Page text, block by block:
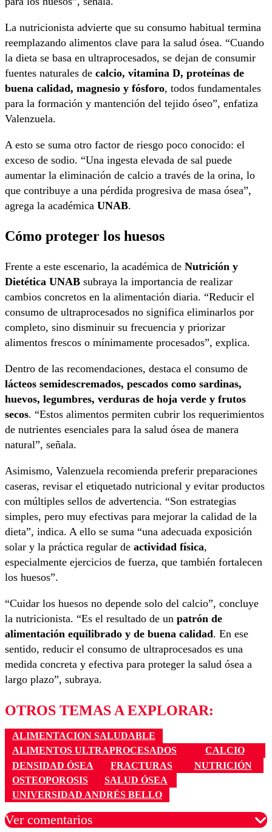
La nutricionista advierte que su consumo habitual termina
reemplazando alimentos clave para la salud ósea. “Cuando
la dieta se basa en ultraprocesados, se dejan de consumir
fuentes naturales de calcio, vitamina D, proteínas de
buena calidad, magnesio y fósforo, todos fundamentales
para la formación y mantención del tejido óseo”, enfatiza
Valenzuela.
A esto se suma otro factor de riesgo poco conocido: el
exceso de sodio. “Una ingesta elevada de sal puede
aumentar la eliminación de calcio a través de la orina, lo
que contribuye a una pérdida progresiva de masa ósea”,
agrega la académica UNAB.
Cómo proteger los huesos
Frente a este escenario, la académica de Nutrición y
Dietética UNAB subraya la importancia de realizar
cambios concretos en la alimentación diaria. “Reducir el
consumo de ultraprocesados no significa eliminarlos por
completo, sino disminuir su frecuencia y priorizar
alimentos frescos o mínimamente procesados”, explica.
Dentro de las recomendaciones, destaca el consumo de
lácteos semidescremados, pescados como sardinas,
huevos, legumbres, verduras de hoja verde y frutos
secos. “Estos alimentos permiten cubrir los requerimientos
de nutrientes esenciales para la salud ósea de manera
natural”, señala.
Asimismo, Valenzuela recomienda preferir preparaciones
caseras, revisar el etiquetado nutricional y evitar productos
con múltiples sellos de advertencia. “Son estrategias
simples, pero muy efectivas para mejorar la calidad de la
dieta”, indica. A ello se suma “una adecuada exposición
solar y la práctica regular de actividad física,
especialmente ejercicios de fuerza, que también fortalecen
los huesos”.
“Cuidar los huesos no depende solo del calcio”, concluye
la nutricionista. “Es el resultado de un patrón de
alimentación equilibrado y de buena calidad. En ese
sentido, reducir el consumo de ultraprocesados es una
medida concreta y efectiva para proteger la salud ósea a
largo plazo”, subraya.
OTROS TEMAS A EXPLORAR:
ALIMENTACION SALUDABLE
ALIMENTOS ULTRAPROCESADOS
CALCIO
DENSIDAD ÓSEA
FRACTURAS
NUTRICIÓN
OSTEOPOROSIS
SALUD ÓSEA
UNIVERSIDAD ANDRÉS BELLO
Ver comentarios